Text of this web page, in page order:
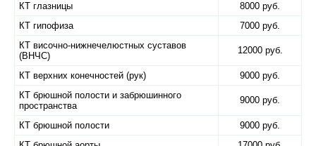
КТ глазницы
8000 руб.
КТ гипофиза
7000 руб.
КТ височно-нижнечелюстных суставов
(ВНЧС)
12000 руб.
КТ верхних конечностей (рук)
9000 руб.
КТ брюшной полости и забрюшинного
пространства
9000 руб.
КТ брюшной полости
9000 руб.